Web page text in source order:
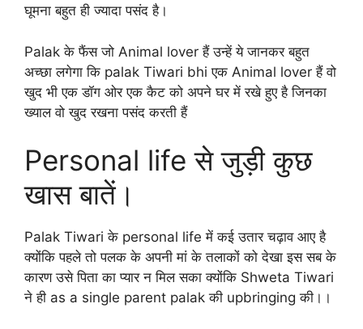
घूमना बहुत ही ज्यादा पसंद है।
Palak के फैंस जो Animal lover हैं उन्हें ये जानकर बहुत
अच्छा लगेगा कि palak Tiwari bhi एक Animal lover हैं वो
खुद भी एक डॉग ओर एक कैट को अपने घर में रखे हुए है जिनका
ख्याल वो खुद रखना पसंद करती हैं
Personal life से जुड़ी कुछ
खास बातें।
Palak Tiwari के personal life में कई उतार चढ़ाव आए है
क्योंकि पहले तो पलक के अपनी मां के तलाकों को देखा इस सब के
कारण उसे पिता का प्यार न मिल सका क्योंकि Shweta Tiwari
ने ही as a single parent palak की upbringing की।।